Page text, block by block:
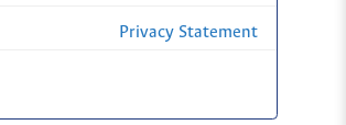
Privacy Statement